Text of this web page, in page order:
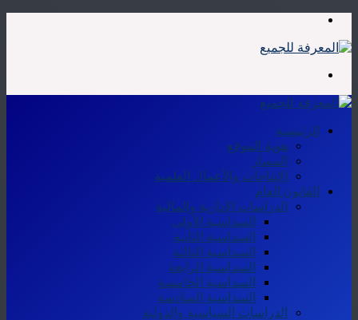
الرئيسية
هوية الموقع
المسار
الإنتاجات والأعمال العلمية
القانون العام
الدراسات الإدارية والمالية
السداسية الأولى
السداسية الثانية
السداسية الثالثة
السداسية الرابعة
السداسية الخامسة
السداسية السادسة
الدراسات السياسية والدولية